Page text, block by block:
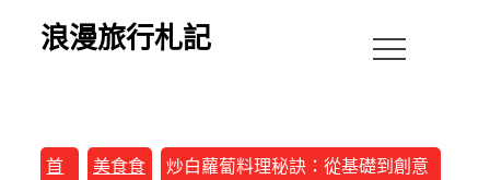
浪漫旅行札記
首
美食食
炒白蘿蔔料理秘訣：從基礎到創意